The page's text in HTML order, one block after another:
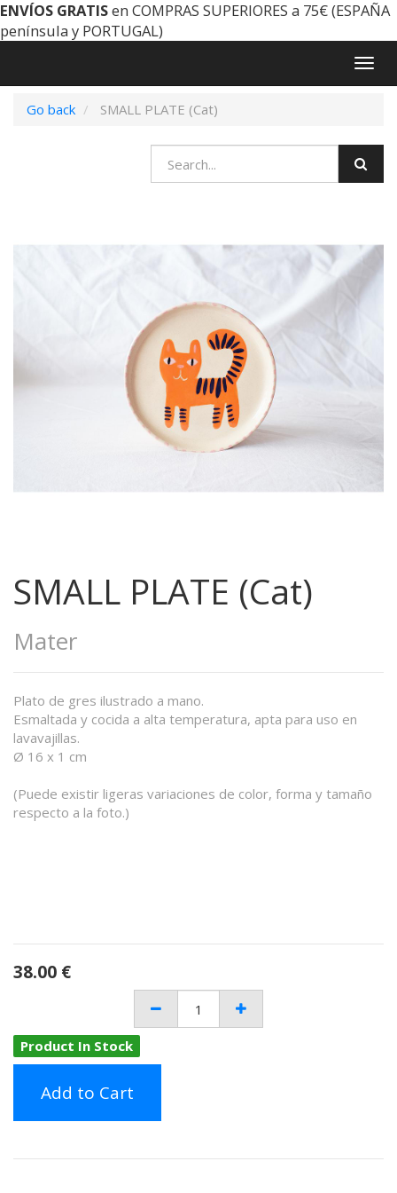
ENVÍOS GRATISen COMPRAS SUPERIORES a 75€ (ESPAÑA
península y PORTUGAL)
Go back
SMALL PLATE (Cat)
SMALL PLATE (Cat)
Mater
Plato de gres ilustrado a mano.
Esmaltada y cocida a alta temperatura, apta para uso en
lavavajillas.
Ø 16 x 1 cm
(Puede existir ligeras variaciones de color, forma y tamaño
respecto a la foto.)
38.00 €
Product In Stock
Add to Cart